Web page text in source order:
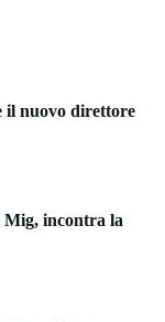
il nuovo direttore
Mig, incontra la